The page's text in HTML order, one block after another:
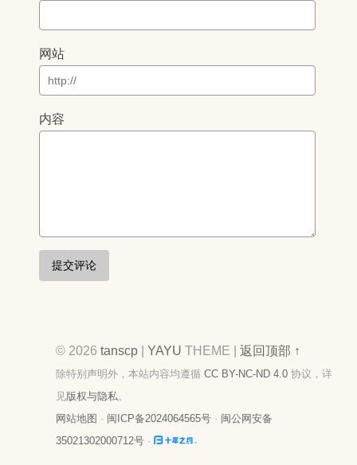
网站
内容
提交评论
© 2026 tanscp YAYU THEME | 返回顶部 ↑
除特别声明外，本站内容均遵循 CC BY-NC-ND 4.0 协议，详
见版权与隐私。
网站地图 · 闽ICP备2024064565号 · 闽公网安备
35021302000712号 ·